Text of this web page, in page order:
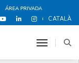
ÁREA PRIVADA
CATALÀ
toggle